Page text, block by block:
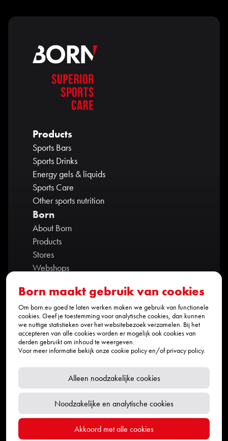
Born maakt gebruik van cookies
Om born.eu goed te laten werken maken we gebruik van functionele
cookies. Geef je toestemming voor analytische cookies, dan kunnen
we nuttige statistieken over het websitebezoek verzamelen. Bij het
accepteren van alle cookies worden er mogelijk ook cookies van
derden gebruikt om inhoud te weergeven.
Voor meer informatie bekijk onze cookie policyen/ofprivacy policy.
Alleen noodzakelijke cookies
Noodzakelijke en analytische cookies
Akkoord met alle cookies
Products
Sports Bars
Sports Drinks
Energy gels & liquids
Sports Care
Other sports nutrition
Born
About Born
Products
Stores
Webshops
Ambassadors
Partners
Privacy policy
Werken bij BORN
Contact
+31 (0)464 235 169
Social media